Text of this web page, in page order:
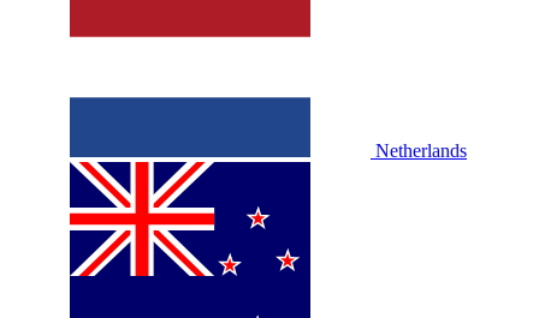
Netherlands